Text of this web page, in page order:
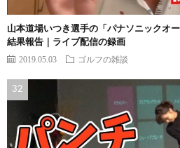
山本道場いつき選手の「パナソニックオ
結果報告｜ライブ配信の録画
2019.05.03 ゴルフの雑談